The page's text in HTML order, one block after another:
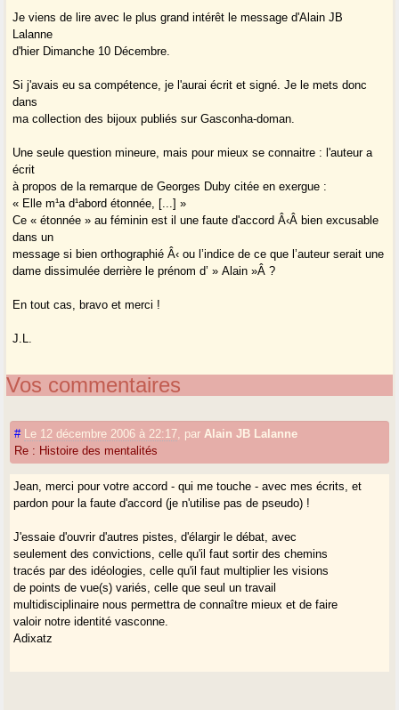
Je viens de lire avec le plus grand intérêt le message d'Alain JB
Lalanne
d'hier Dimanche 10 Décembre.
Si j'avais eu sa compétence, je l'aurai écrit et signé. Je le mets donc
dans
ma collection des bijoux publiés sur Gasconha-doman.
Une seule question mineure, mais pour mieux se connaitre : l'auteur a
écrit
à propos de la remarque de Georges Duby citée en exergue :
« Elle m¹a d¹abord étonnée, [...] »
Ce « étonnée » au féminin est il une faute d'accord Â‹Â bien excusable
dans un
message si bien orthographié Â‹ ou l’indice de ce que l’auteur serait une
dame dissimulée derrière le prénom d’ » Alain »Â ?
En tout cas, bravo et merci !
J.L.
Vos commentaires
# Le 12 décembre 2006 à 22:17 par Alain JB Lalanne
Re : Histoire des mentalités
Jean, merci pour votre accord - qui me touche - avec mes écrits, et
pardon pour la faute d'accord (je n'utilise pas de pseudo) !
J'essaie d'ouvrir d'autres pistes, d'élargir le débat, avec
seulement des convictions, celle qu'il faut sortir des chemins
tracés par des idéologies, celle qu'il faut multiplier les visions
de points de vue(s) variés, celle que seul un travail
multidisciplinaire nous permettra de connaître mieux et de faire
valoir notre identité vasconne.
Adixatz